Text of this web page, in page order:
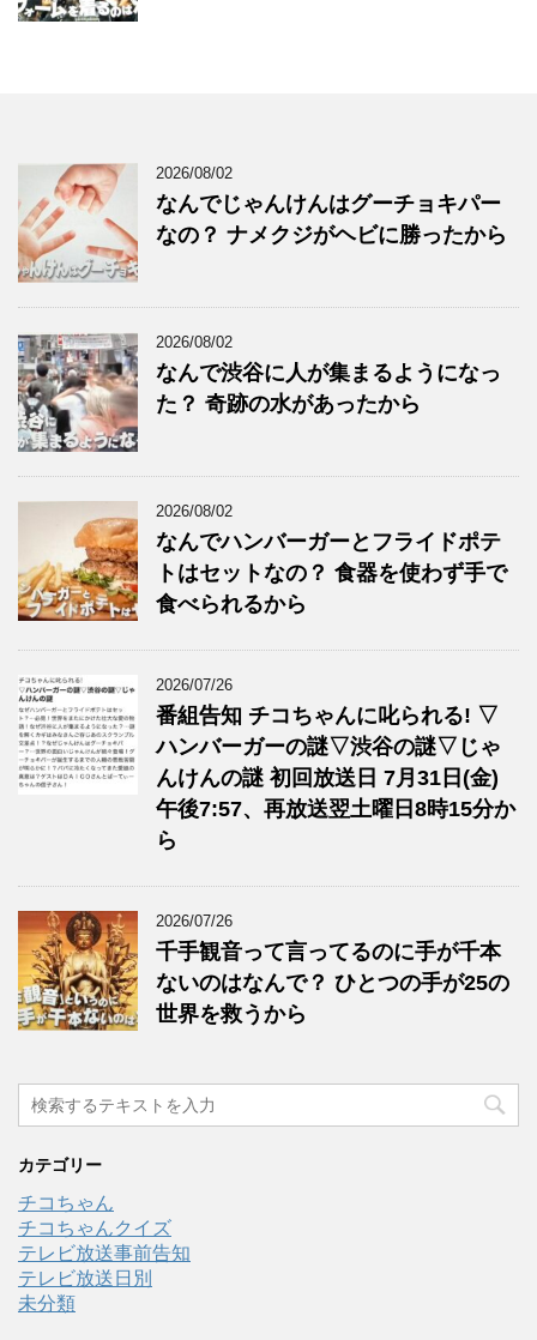
2026/08/02
なんでじゃんけんはグーチョキパー
なの？ ナメクジがヘビに勝ったから
2026/08/02
なんで渋谷に人が集まるようになっ
た？ 奇跡の水があったから
2026/08/02
なんでハンバーガーとフライドポテ
トはセットなの？ 食器を使わず手で
食べられるから
2026/07/26
番組告知 チコちゃんに叱られる! ▽
ハンバーガーの謎▽渋谷の謎▽じゃ
んけんの謎 初回放送日 7月31日(金)
午後7:57、再放送翌土曜日8時15分か
ら
2026/07/26
千手観音って言ってるのに手が千本
ないのはなんで？ ひとつの手が25の
世界を救うから
カテゴリー
チコちゃん
チコちゃんクイズ
テレビ放送事前告知
テレビ放送日別
未分類